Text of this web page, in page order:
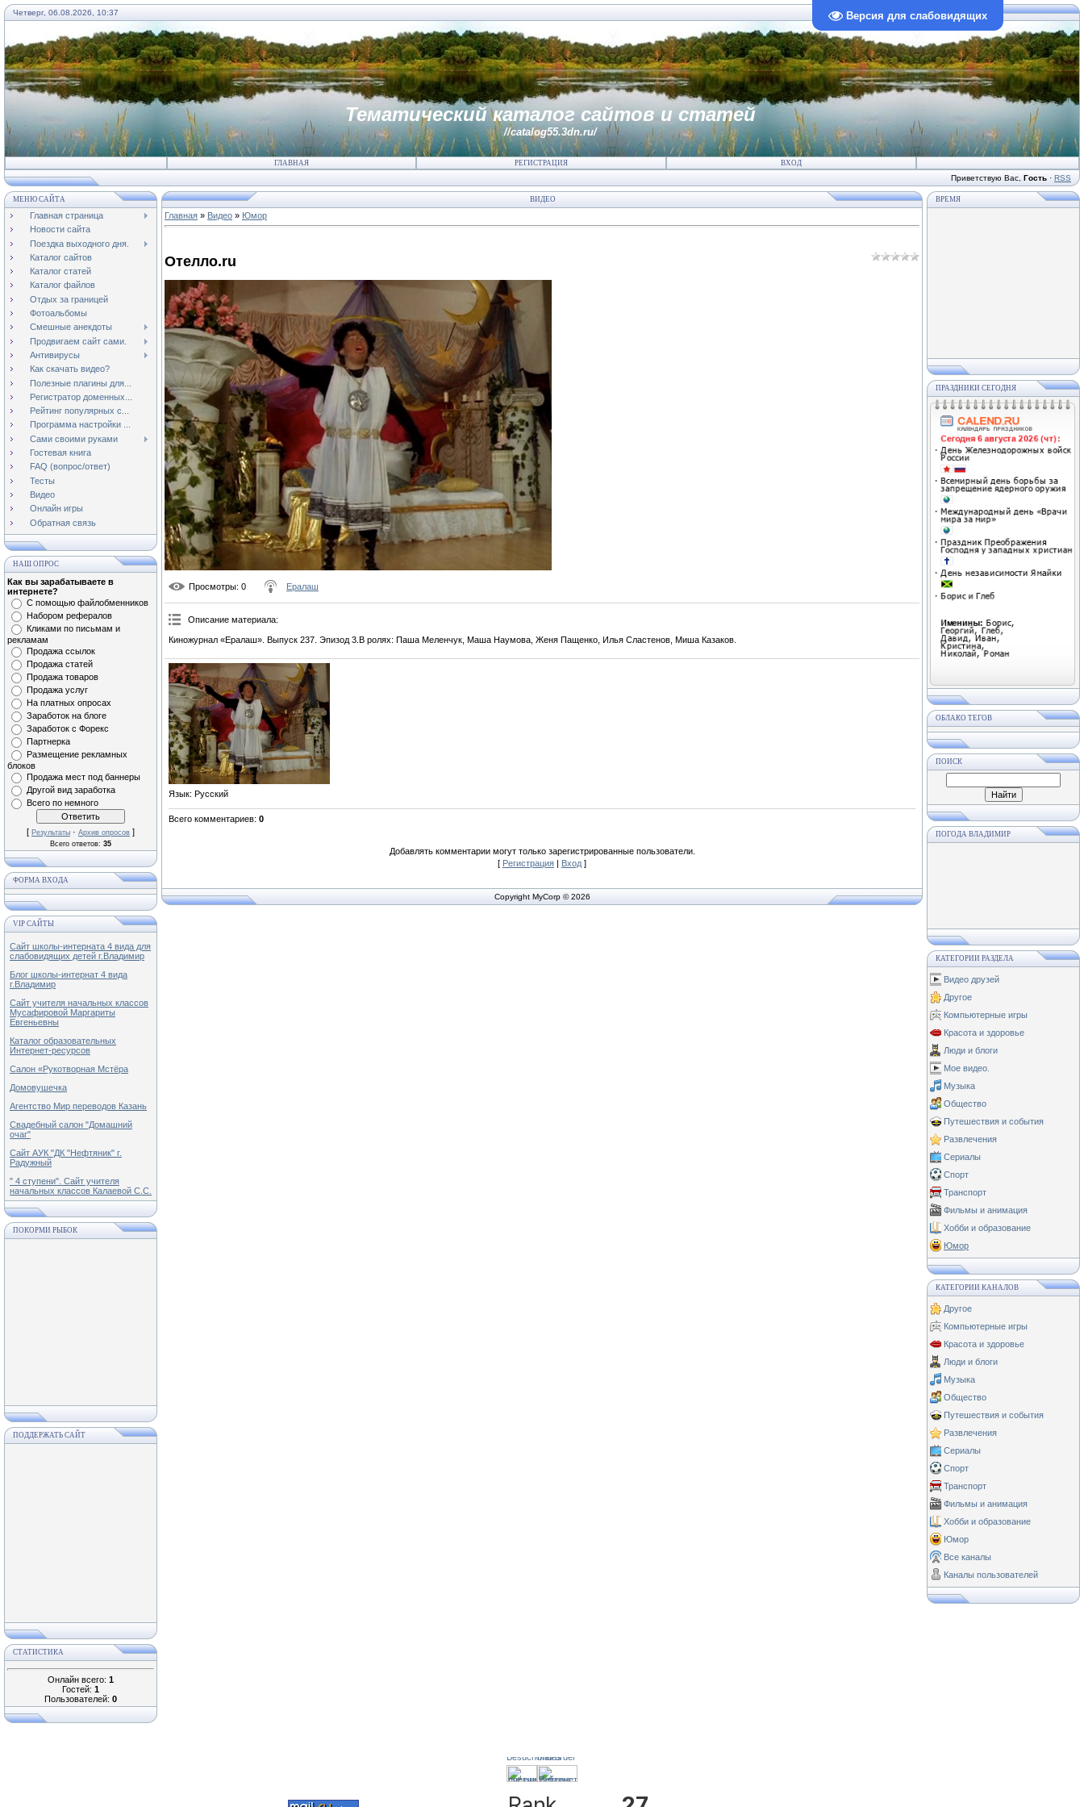
Версия для слабовидящих
Четверг, 06.08.2026, 10:37
Тематический каталог сайтов и статей
//catalog55.3dn.ru/
ГЛАВНАЯ РЕГИСТРАЦИЯ ВХОД
Приветствую Вас Гость · RSS
МЕНЮ САЙТА
Главная страница
Новости сайта
Поездка выходного дня.
Каталог сайтов
Каталог статей
Каталог файлов
Отдых за границей
Фотоальбомы
Смешные анекдоты
Продвигаем сайт сами.
Антивирусы
Как скачать видео?
Полезные плагины для...
Регистратор доменных...
Рейтинг популярных с...
Программа настройки ...
Сами своими руками
Гостевая книга
FAQ (вопрос/ответ)
Тесты
Видео
Онлайн игры
Обратная связь
НАШ ОПРОС
Как вы зарабатываете в
интернете?
С помощью файлобменников
Набором рефералов
Кликами по письмам и
рекламам
Продажа ссылок
Продажа статей
Продажа товаров
Продажа услуг
На платных опросах
Заработок на блоге
Заработок с Форекс
Партнерка
Размещение рекламных
блоков
Продажа мест под баннеры
Другой вид заработка
Всего по немного
[ Результаты · Архив опросов ]
Всего ответов: 35
ФОРМА ВХОДА
VIP САЙТЫ
Сайт школы-интерната 4 вида для
слабовидящих детей г.Владимир
Блог школы-интернат 4 вида
г.Владимир
Сайт учителя начальных классов
Мусафировой Маргариты
Евгеньевны
Каталог образовательных
Интернет-ресурсов
Салон «Рукотворная Мстёра
Домовушечка
Агентство Мир переводов Казань
Свадебный салон "Домашний
очаг"
Сайт АУК "ДК "Нефтяник" г.
Радужный
" 4 ступени". Сайт учителя
начальных классов Калаевой С.С.
ПОКОРМИ РЫБОК
ПОДДЕРЖАТЬ САЙТ
СТАТИСТИКА
Онлайн всего: 1
Гостей: 1
Пользователей: 0
ВИДЕО
Главная » Видео » Юмор
Отелло.ru
Просмотры: 0 Ералаш
Описание материала:
Киножурнал «Ералаш». Выпуск 237. Эпизод 3.В ролях: Паша Меленчук, Маша Наумова, Женя Пащенко, Илья Сластенов, Миша Казаков.
Язык: Русский
Всего комментариев: 0
Добавлять комментарии могут только зарегистрированные пользователи.
[ Регистрация | Вход ]
Copyright MyCorp © 2026
ВРЕМЯ
ПРАЗДНИКИ СЕГОДНЯ
ОБЛАКО ТЕГОВ
ПОИСК
ПОГОДА ВЛАДИМИР
КАТЕГОРИИ РАЗДЕЛА
Видео друзей
Другое
Компьютерные игры
Красота и здоровье
Люди и блоги
Мое видео.
Музыка
Общество
Путешествия и события
Развлечения
Сериалы
Спорт
Транспорт
Фильмы и анимация
Хобби и образование
Юмор
КАТЕГОРИИ КАНАЛОВ
Другое
Компьютерные игры
Красота и здоровье
Люди и блоги
Музыка
Общество
Путешествия и события
Развлечения
Сериалы
Спорт
Транспорт
Фильмы и анимация
Хобби и образование
Юмор
Все каналы
Каналы пользователей